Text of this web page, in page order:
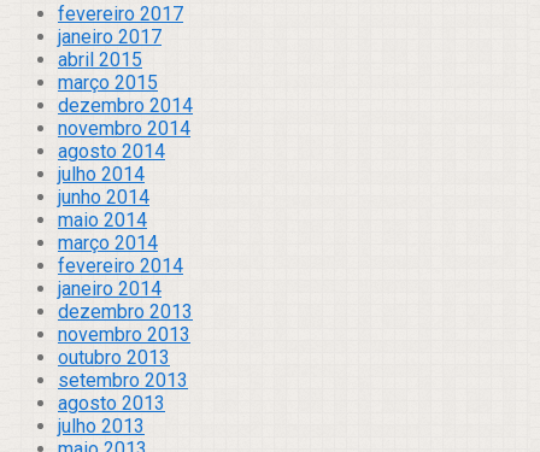
fevereiro 2017
janeiro 2017
abril 2015
março 2015
dezembro 2014
novembro 2014
agosto 2014
julho 2014
junho 2014
maio 2014
março 2014
fevereiro 2014
janeiro 2014
dezembro 2013
novembro 2013
outubro 2013
setembro 2013
agosto 2013
julho 2013